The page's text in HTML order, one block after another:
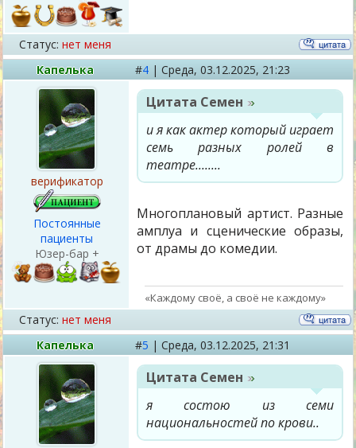
Статус: нет меня
Капелька
#4 | Среда, 03.12.2025, 21:23
верификатор
Постоянные
пациенты
Юзер-бар +
Цитата Семен
и я как актер который играет
семь разных ролей в
театре........
Многоплановый артист. Разные
амплуа и сценические образы,
от драмы до комедии.
«Каждому своё, а своё не каждому»
Статус: нет меня
Капелька
#5 | Среда, 03.12.2025, 21:31
Цитата Семен
я состою из семи
национальностей по крови..